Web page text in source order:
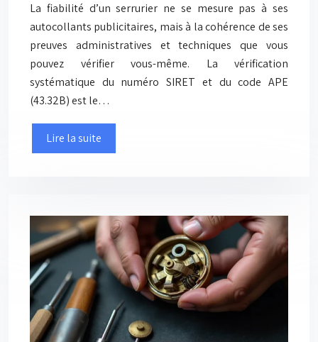
La fiabilité d’un serrurier ne se mesure pas à ses
autocollants publicitaires, mais à la cohérence de ses
preuves administratives et techniques que vous
pouvez vérifier vous-même. La vérification
systématique du numéro SIRET et du code APE
(43.32B) est le…
Lire la suite